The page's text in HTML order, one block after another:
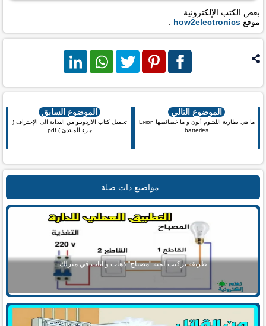
بعض الكتب الإلكترونية .
موقع how2electronics
فيس بوك بنترست تويتر واتس اب لينكد ان
الموضوع التالي
ما هي بطارية الليثيوم أيون و ما خصائصها Li-ion
batteries
الموضوع السابق
تحميل كتاب الأردوينو من البداية الى الإحتراف (
جزء المبتدئ ) pdf
مواضيع ذات صلة
طريقة تركيب لمبة "مصباح" ذهاب و اياب في منزلك